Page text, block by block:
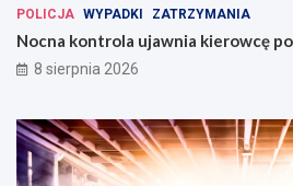
POLICJA WYPADKI ZATRZYMANIA
Nocna kontrola ujawnia kierowcę
8 sierpnia 2026